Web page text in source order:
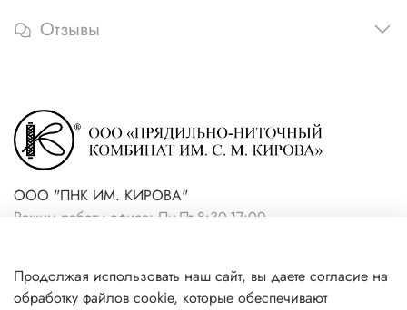
Отзывы
ООО "ПНК ИМ. КИРОВА"
Режим работы офиса: Пн-Пт 8:30-17:00
магазин)
Продолжая использовать наш сайт, вы даете согласие на
обработку файлов cookie, которые обеспечивают